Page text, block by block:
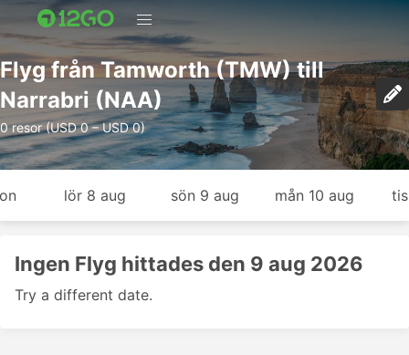
Flyg från Tamworth (TMW) till
Narrabri (NAA)
0 resor (USD 0 – USD 0)
lör 8 aug sön 9 aug mån 10 aug
Ingen Flyg hittades den 9 aug 2026
Try a different date.